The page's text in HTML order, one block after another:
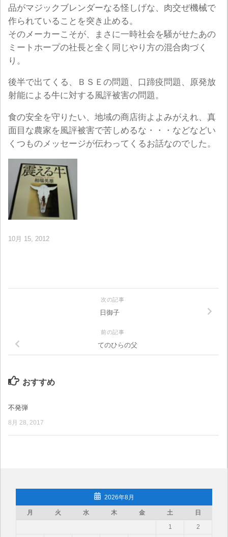
品がマジックブレンダーなる怪しげな、肉交ぜ機械で
作られていることを突き止める。
そのメーカーこそが、まさに一時社会を騒がせたあの
ミートホープの社長と全く同じやり方の混合肉づく
り。
後半で出てくる、ＢＳＥの問題、口蹄疫問題、原発放
射能による牛に対する風評被害の問題。
食の安全を守りたい、地域の商店街よよみがえれ、真
面目な農家を風評被害で苦しめるな・・・などなどい
くつものメッセージが伝わってくるお話なのでした。
10月 15, 2012
次の記事
日御子
前の記事
てのひらの父
おすすめ
不発弾
8月 28, 2017
2026年8月
月 火 水 木 金 土
日
1
2